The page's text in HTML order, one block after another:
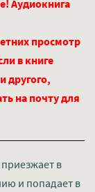
Аудиокнига
просмотр
в книге
другого,
на почту для
в
и попадает в